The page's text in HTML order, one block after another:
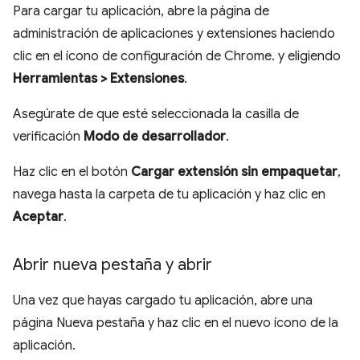
Para cargar tu aplicación, abre la página de
administración de aplicaciones y extensiones haciendo
clic en el ícono de configuración de Chrome. y eligiendo
Herramientas > Extensiones.
Asegúrate de que esté seleccionada la casilla de
verificación Modo de desarrollador.
Haz clic en el botón Cargar extensión sin empaquetar,
navega hasta la carpeta de tu aplicación y haz clic en
Aceptar.
Abrir nueva pestaña y abrir
Una vez que hayas cargado tu aplicación, abre una
página Nueva pestaña y haz clic en el nuevo ícono de la
aplicación.